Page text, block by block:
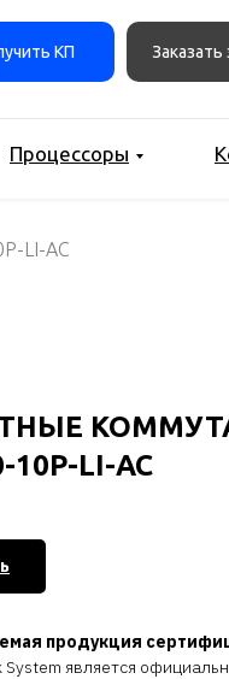
Заказать
КП
Процессоры
LI-AC
10P-LI-AC
продукция
System является